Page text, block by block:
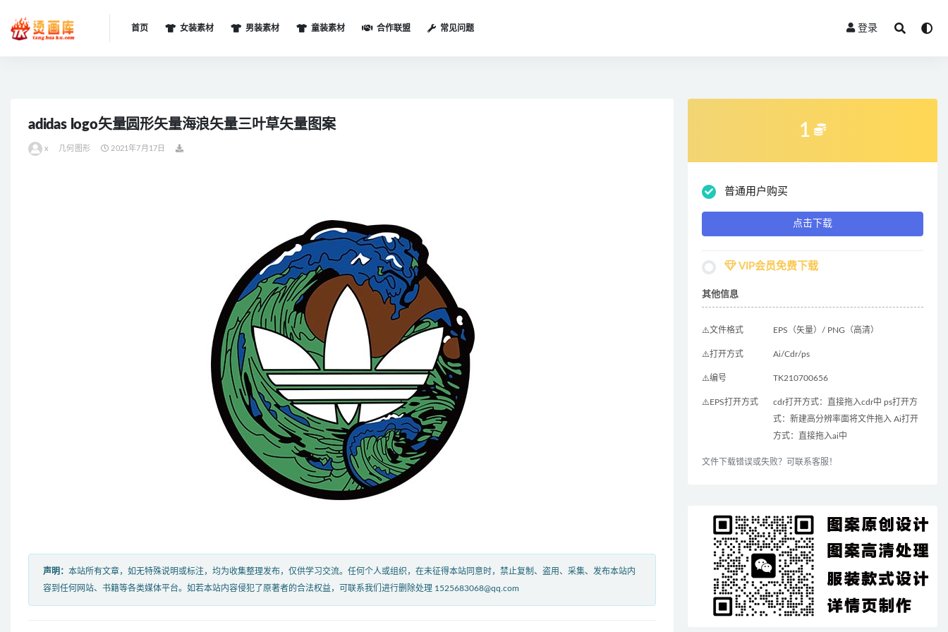
首页 女装素材 男装素材 童装素材 合作联盟 常见问题 登录
adidas logo矢量圆形矢量海浪矢量三叶草矢量图案
x 几何图形 2021年7月17日
声明： 本站所有文章，如无特殊说明或标注，均为收集整理发布，仅供学习交流。任何个人或组织，在未征得本站同意时，禁止复制、盗用、采集、发布本站内
容到任何网站、书籍等各类媒体平台。如若本站内容侵犯了原著者的合法权益，可联系我们进行删除处理 1525683068@qq.com
1
普通用户购买
点击下载
VIP会员免费下载
其他信息
⚠️文件格式 EPS（矢量）/ PNG（高清）
⚠️打开方式 Ai/Cdr/ps
⚠️编号 TK210700656
⚠️EPS打开方式
cdr打开方式：直接拖入cdr中 ps打开方
式：新建高分辨率面将文件拖入 Ai打开
方式：直接拖入ai中
文件下载错误或失败？可联系客服！